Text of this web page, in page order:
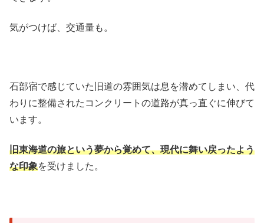
気がつけば、交通量も。
石部宿で感じていた旧道の雰囲気は息を潜めてしまい、代
わりに整備されたコンクリートの道路が真っ直ぐに伸びて
います。
旧東海道の旅という夢から覚めて、現代に舞い戻ったよう
な印象を受けました。